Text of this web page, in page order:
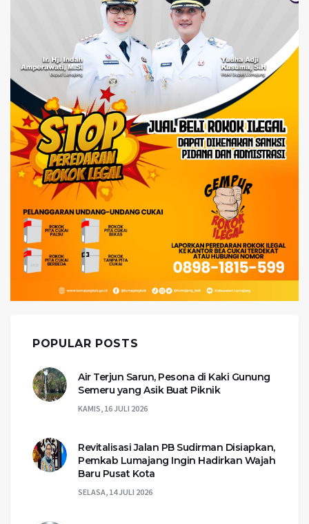
POPULAR POSTS
Air Terjun Sarun, Pesona di Kaki Gunung
Semeru yang Asik Buat Piknik
KAMIS, 16 JULI 2026
Revitalisasi Jalan PB Sudirman Disiapkan,
Pemkab Lumajang Ingin Hadirkan Wajah
Baru Pusat Kota
SELASA, 14 JULI 2026